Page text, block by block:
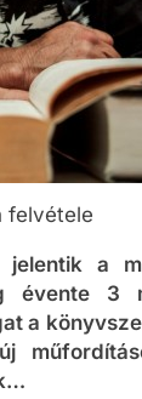
felvétele
a
évente 3
a